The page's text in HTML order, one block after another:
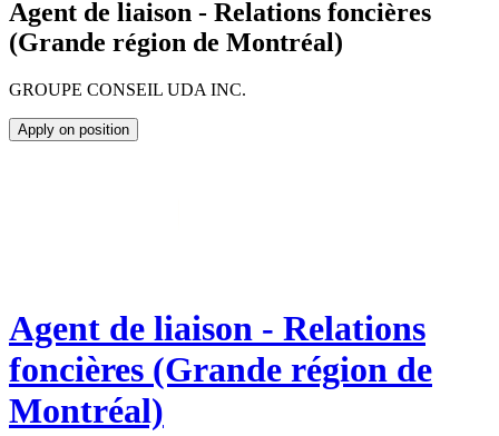
Agent de liaison - Relations foncières
(Grande région de Montréal)
GROUPE CONSEIL UDA INC.
Apply on position
Agent de liaison - Relations
foncières (Grande région de
Montréal)